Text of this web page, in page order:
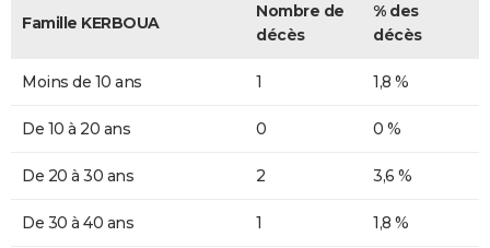
Famille KERBOUA
Nombre de
décès
% des
décès
Moins de 10 ans 1 1,8 %
De 10 à 20 ans 0 0 %
De 20 à 30 ans 2 3,6 %
De 30 à 40 ans 1 1,8 %